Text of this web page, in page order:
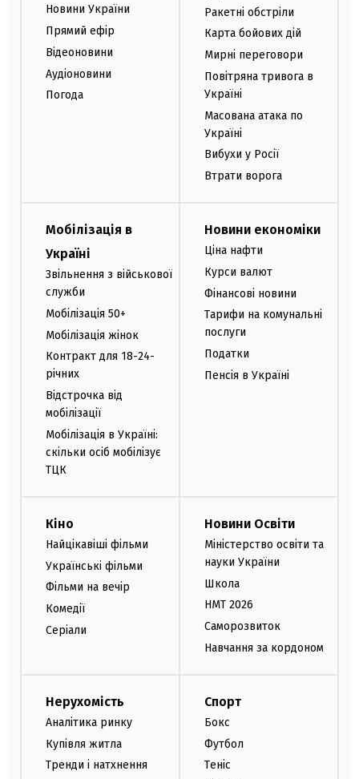
Новини України
Прямий ефір
Відеоновини
Аудіоновини
Погода
Ракетні обстріли
Карта бойових дій
Мирні переговори
Повітряна тривога в
Україні
Масована атака по
Україні
Вибухи у Росії
Втрати ворога
Мобілізація в
Україні
Звільнення з військової
служби
Мобілізація 50+
Мобілізація жінок
Контракт для 18-24-
річних
Відстрочка від
мобілізації
Мобілізація в Україні:
скільки осіб мобілізує
ТЦК
Новини економіки
Ціна нафти
Курси валют
Фінансові новини
Тарифи на комунальні
послуги
Податки
Пенсія в Україні
Кіно
Найцікавіші фільми
Українські фільми
Фільми на вечір
Комедії
Серіали
Новини Освіти
Міністерство освіти та
науки України
Школа
НМТ 2026
Саморозвиток
Навчання за кордоном
Нерухомість
Аналітика ринку
Купівля житла
Тренди і натхнення
Спорт
Бокс
Футбол
Теніс